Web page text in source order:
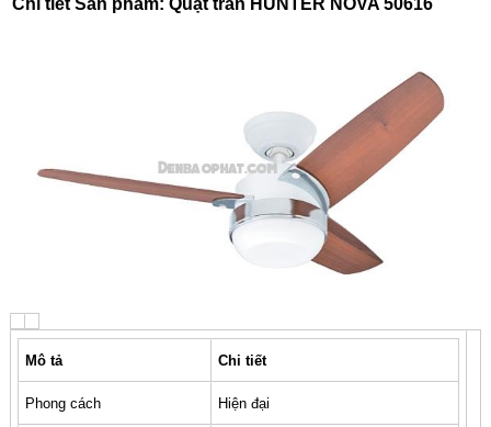
Chi tiết Sản phẩm: Quạt trần HUNTER NOVA 50616
Mô tả Chi tiết
Phong cách Hiện đại